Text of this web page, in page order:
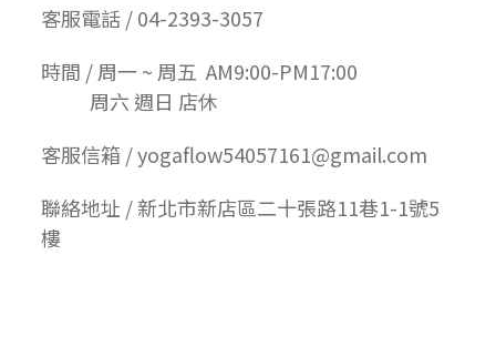
客服電話 / 04-2393-3057
時間 / 周一 ~ 周五 AM9:00-PM17:00
周六 週日 店休
客服信箱 / yogaflow54057161@gmail.com
聯絡地址 / 新北市新店區二十張路11巷1-1號5
樓